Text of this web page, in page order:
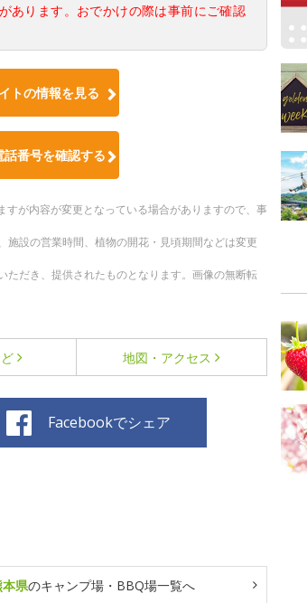
あります。おでかけの際は事前にご確認
トの情報を見る
番号を確認する
が内容が変更となっている場合がありますので、事
設の営業時間、植物の開花・見頃期間などは変更
だき、提供されたものとなります。画像の無断転
地図・アクセス
Facebookでシェア
県のキャンプ場・BBQ場一覧へ